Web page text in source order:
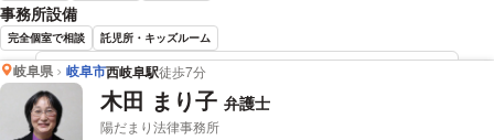
事務所設備
完全個室で相談 託児所・キッズルーム
小林 和久 弁護士の詳細情報を見る
岐阜県 岐阜市西岐阜駅徒歩7分
木田 まり子 弁護士
陽だまり法律事務所